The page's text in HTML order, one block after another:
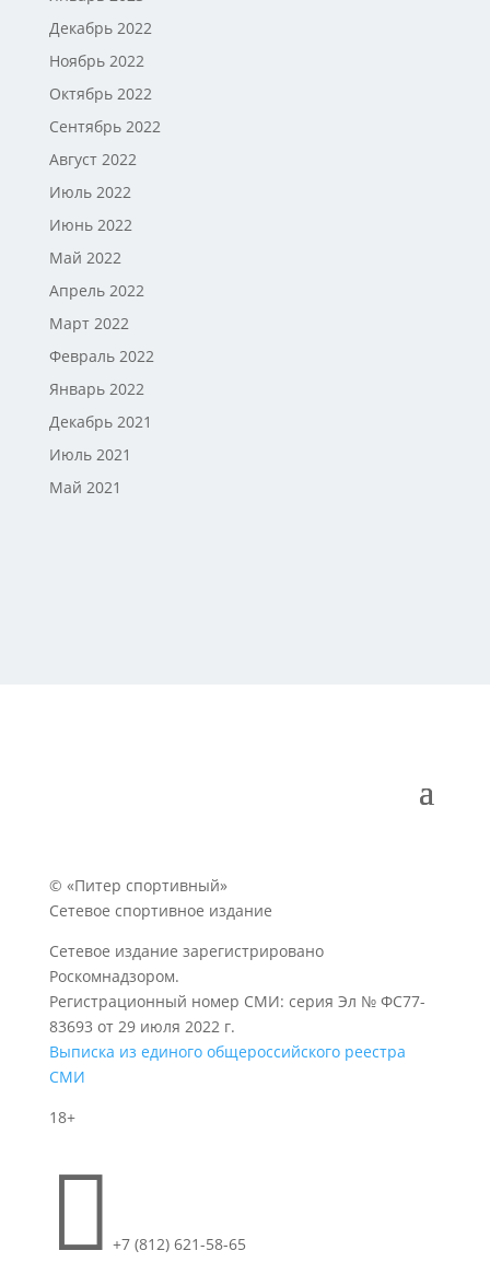
Декабрь 2022
Ноябрь 2022
Октябрь 2022
Сентябрь 2022
Август 2022
Июль 2022
Июнь 2022
Май 2022
Апрель 2022
Март 2022
Февраль 2022
Январь 2022
Декабрь 2021
Июль 2021
Май 2021
© «Питер спортивный»
Сетевое спортивное издание
Сетевое издание зарегистрировано
Роскомнадзором.
Регистрационный номер СМИ: серия Эл № ФС77-
83693 от 29 июля 2022 г.
Выписка из единого общероссийского реестра
СМИ
18+
 +7 (812) 621-58-65